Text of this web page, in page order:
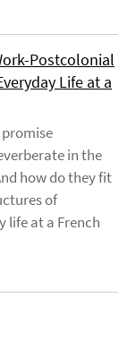
Postcolonial
Life at a
in the
how do they fit
of
life at a French